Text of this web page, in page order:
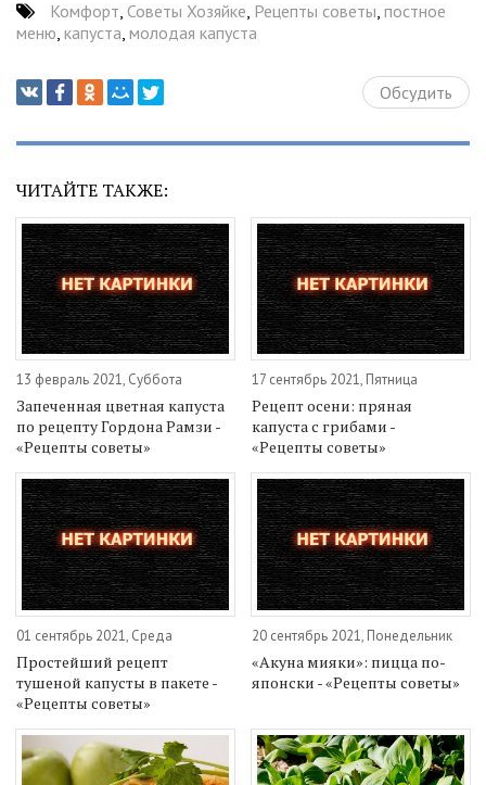
Комфорт, Советы Хозяйке, Рецепты советы, постное
меню, капуста, молодая капуста
Обсудить
ЧИТАЙТЕ ТАКЖЕ:
13 февраль 2021, Суббота
Запеченная цветная капуста
по рецепту Гордона Рамзи -
«Рецепты советы»
17 сентябрь 2021, Пятница
Рецепт осени: пряная
капуста с грибами -
«Рецепты советы»
01 сентябрь 2021, Среда
Простейший рецепт
тушеной капусты в пакете -
«Рецепты советы»
20 сентябрь 2021, Понедельник
«Акуна мияки»: пицца по-
японски - «Рецепты советы»